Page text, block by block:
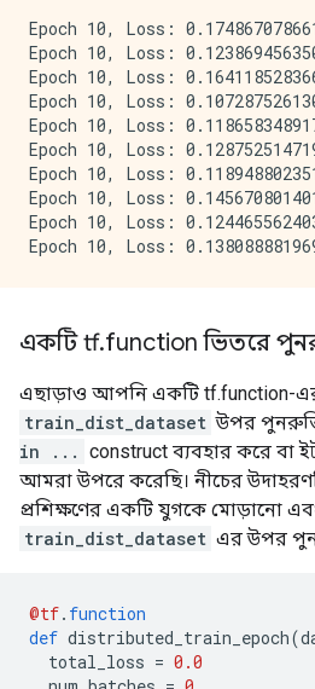
Epoch 10, Loss:
Epoch 10, Loss:
Epoch 10, Loss:
Epoch 10, Loss:
Epoch 10, Loss:
Epoch 10, Loss:
Epoch 10, Loss:
Epoch 10, Loss:
Epoch 10, Loss:
একটি tf.function ভিতরে
এছাড়াও আপনি একটি tf.function-
train_dist_dataset উপর
in ... construct ব্যবহার করে বা
আমরা উপরে করেছি। নীচের
প্রশিক্ষণের একটি যুগকে মোড়ানো
train_dist_dataset এর উপর
@tf. function
def distributed_train_epoch(
total_loss = 0.0